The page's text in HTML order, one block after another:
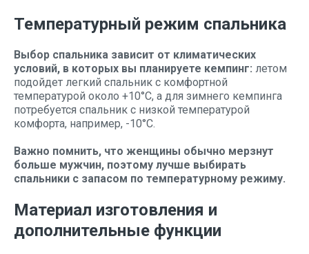
Температурный режим спальника
Выбор спальника зависит от климатических
условий, в которых вы планируете кемпинг: летом
подойдет легкий спальник с комфортной
температурой около +10°C, а для зимнего кемпинга
потребуется спальник с низкой температурой
комфорта, например, -10°C.
Важно помнить, что женщины обычно мерзнут
больше мужчин, поэтому лучше выбирать
спальники с запасом по температурному режиму.
Материал изготовления и
дополнительные функции